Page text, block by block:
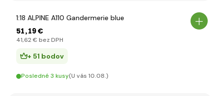
1:18 ALPINE A110 Gandermerie blue
51,19 €
41,62 € bez DPH
+ 51 bodov
Posledné 3 kusy(U vás 10.08.)